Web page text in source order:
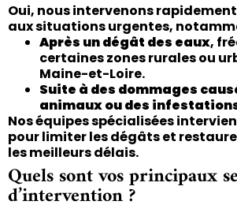
Oui, nous intervenons
aux situations urgentes,
Après un dégât des eaux,
certaines zones rurales ou
Maine-et-Loire.
Suite à des dommages
animaux ou des
Nos équipes spécialisées
pour limiter les dégâts et
les meilleurs délais.
Quels sont vos principaux
d’intervention ?